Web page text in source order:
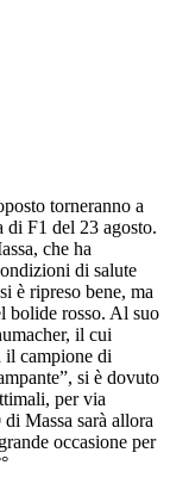
torneranno a
di F1 del 23 agosto.
che ha
di salute
è ripreso bene, ma
bolide rosso. Al suo
il cui
il campione di
si è dovuto
per via
Massa sarà allora
occasione per